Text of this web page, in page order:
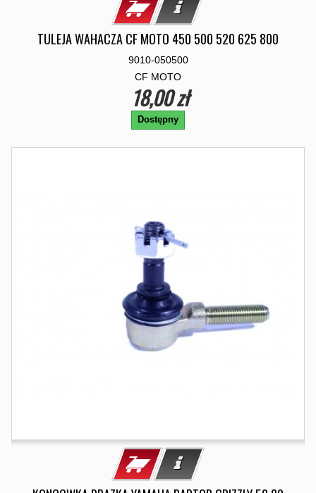
TULEJA WAHACZA CF MOTO 450 500 520 625 800
9010-050500
CF MOTO
18,00 zł
Dostępny